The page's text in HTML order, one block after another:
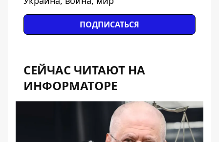
ПОДПИСАТЬСЯ
СЕЙЧАС ЧИТАЮТ НА
ИНФОРМАТОРЕ